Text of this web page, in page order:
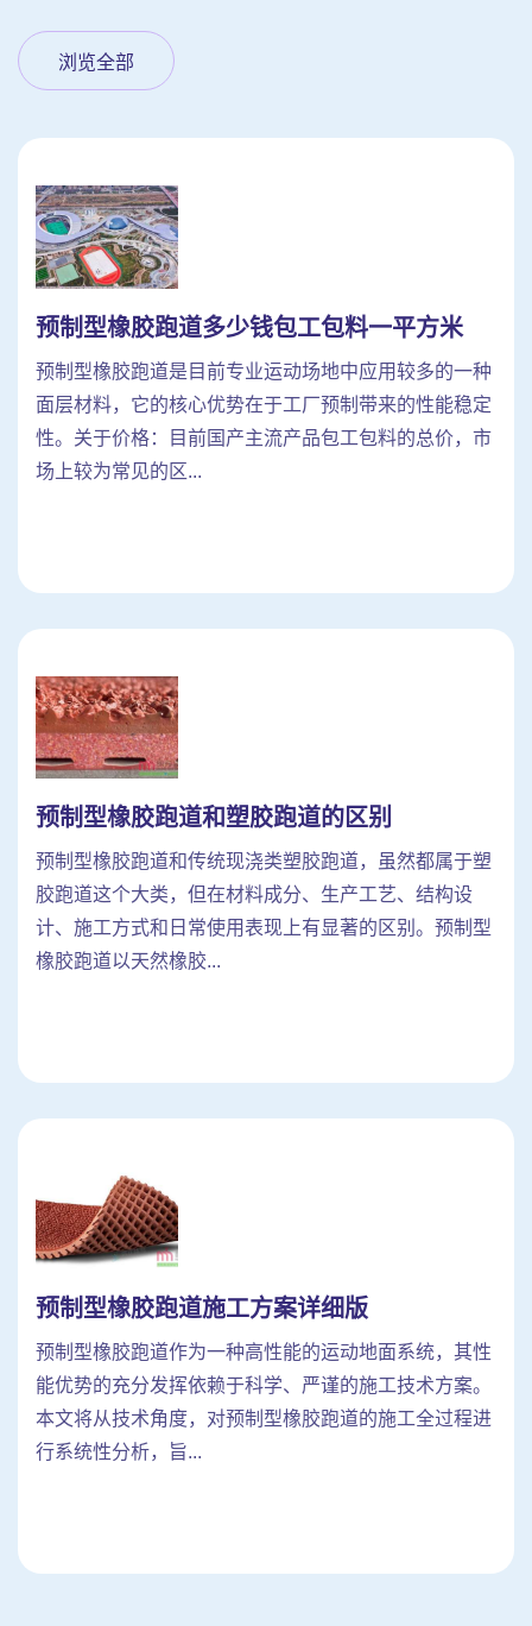
浏览全部
预制型橡胶跑道多少钱包工包料一平方米
预制型橡胶跑道是目前专业运动场地中应用较多的一种
面层材料，它的核心优势在于工厂预制带来的性能稳定
性。关于价格：目前国产主流产品包工包料的总价，市
场上较为常见的区...
预制型橡胶跑道和塑胶跑道的区别
预制型橡胶跑道和传统现浇类塑胶跑道，虽然都属于塑
胶跑道这个大类，但在材料成分、生产工艺、结构设
计、施工方式和日常使用表现上有显著的区别。预制型
橡胶跑道以天然橡胶...
预制型橡胶跑道施工方案详细版
预制型橡胶跑道作为一种高性能的运动地面系统，其性
能优势的充分发挥依赖于科学、严谨的施工技术方案。
本文将从技术角度，对预制型橡胶跑道的施工全过程进
行系统性分析，旨...